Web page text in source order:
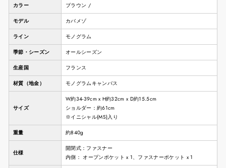
カラー ブラウン /
モデル カバメゾ
ライン モノグラム
季節・シーズン オールシーズン
生産国 フランス
材質（地金） モノグラムキャンバス
サイズ
W約34-39cm x H約32cm x D約15.5cm
ショルダー：約61cm
※イニシャル(MS)入り
重量 約840g
仕様
開閉式：ファスナー
内側： オープンポケット x 1、ファスナーポケット x 1